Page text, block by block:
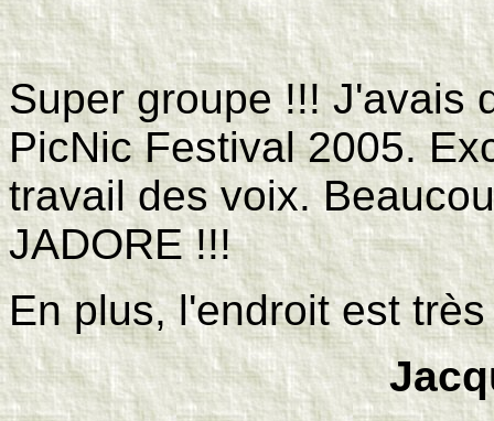
Super groupe !!! J'avais
PicNic Festival 2005.
travail des voix.
JADORE !!!
En plus, l'endroit est